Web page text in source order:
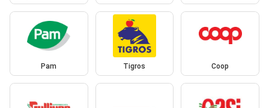
Pam Tigros Coop